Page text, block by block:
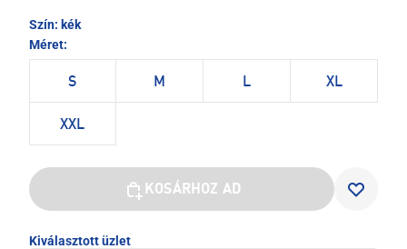
Szín: kék
Méret:
S M L XL
XXL
KOSÁRHOZ AD
Kiválasztott üzlet